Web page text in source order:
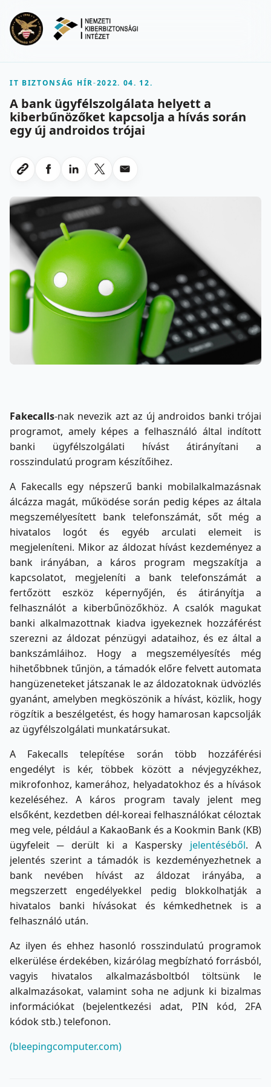
IT BIZTONSÁG HÍR-2022. 04. 12.
A bank ügyfélszolgálata helyett a
kiberbűnözőket kapcsolja a hívás során
egy új androidos trójai
Link masolasa
Megosztas Facebookon
Megosztas LinkedInen
Megosztas X-en
Megosztas emailben
Fakecalls-nak nevezik azt az új androidos banki trójai
programot, amely képes a felhasználó által indított
banki ügyfélszolgálati hívást átirányítani a
rosszindulatú program készítőihez.
A Fakecalls egy népszerű banki mobilalkalmazásnak
álcázza magát, működése során pedig képes az általa
megszemélyesített bank telefonszámát, sőt még a
hivatalos logót és egyéb arculati elemeit is
megjeleníteni. Mikor az áldozat hívást kezdeményez a
bank irányában, a káros program megszakítja a
kapcsolatot, megjeleníti a bank telefonszámát a
fertőzött eszköz képernyőjén, és átirányítja a
felhasználót a kiberbűnözőkhöz. A csalók magukat
banki alkalmazottnak kiadva igyekeznek hozzáférést
szerezni az áldozat pénzügyi adataihoz, és ez által a
bankszámláihoz. Hogy a megszemélyesítés még
hihetőbbnek tűnjön, a támadók előre felvett automata
hangüzeneteket játszanak le az áldozatoknak üdvözlés
gyanánt, amelyben megköszönik a hívást, közlik, hogy
rögzítik a beszélgetést, és hogy hamarosan kapcsolják
az ügyfélszolgálati munkatársukat.
A Fakecalls telepítése során több hozzáférési
engedélyt is kér, többek között a névjegyzékhez,
mikrofonhoz, kamerához, helyadatokhoz és a hívások
kezeléséhez. A káros program tavaly jelent meg
elsőként, kezdetben dél-koreai felhasználókat céloztak
meg vele, például a KakaoBank és a Kookmin Bank (KB)
ügyfeleit ─ derült ki a Kaspersky jelentéséből. A
jelentés szerint a támadók is kezdeményezhetnek a
bank nevében hívást az áldozat irányába, a
megszerzett engedélyekkel pedig blokkolhatják a
hivatalos banki hívásokat és kémkedhetnek is a
felhasználó után.
Az ilyen és ehhez hasonló rosszindulatú programok
elkerülése érdekében, kizárólag megbízható forrásból,
vagyis hivatalos alkalmazásboltból töltsünk le
alkalmazásokat, valamint soha ne adjunk ki bizalmas
információkat (bejelentkezési adat, PIN kód, 2FA
kódok stb.) telefonon.
(bleepingcomputer.com)